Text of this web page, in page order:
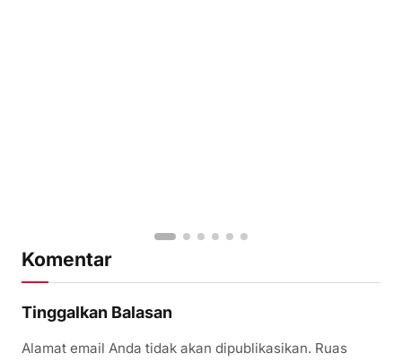
Komentar
Tinggalkan Balasan
Alamat email Anda tidak akan dipublikasikan. Ruas